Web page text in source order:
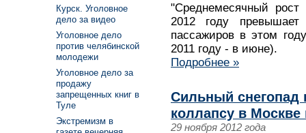
"Среднемесячный рост
2012 году
пассажиров в этом
2011 году - в июне).
Подробнее »
Сильный снегопад
коллапсу в Москве
29 ноября 2012 года
Курск. Уголовное
дело за видео
Уголовное дело
против челябинской
молодежи
Уголовное дело за
продажу
запрещенных книг в
Туле
Экстремизм в